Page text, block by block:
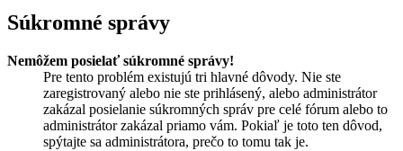
Súkromné správy
Nemôžem posielať súkromné správy!
Pre tento problém existujú tri hlavné dôvody. Nie ste
zaregistrovaný alebo nie ste prihlásený, alebo administrátor
zakázal posielanie súkromných správ pre celé fórum alebo to
administrátor zakázal priamo vám. Pokiaľ je toto ten dôvod,
spýtajte sa administrátora, prečo to tomu tak je.